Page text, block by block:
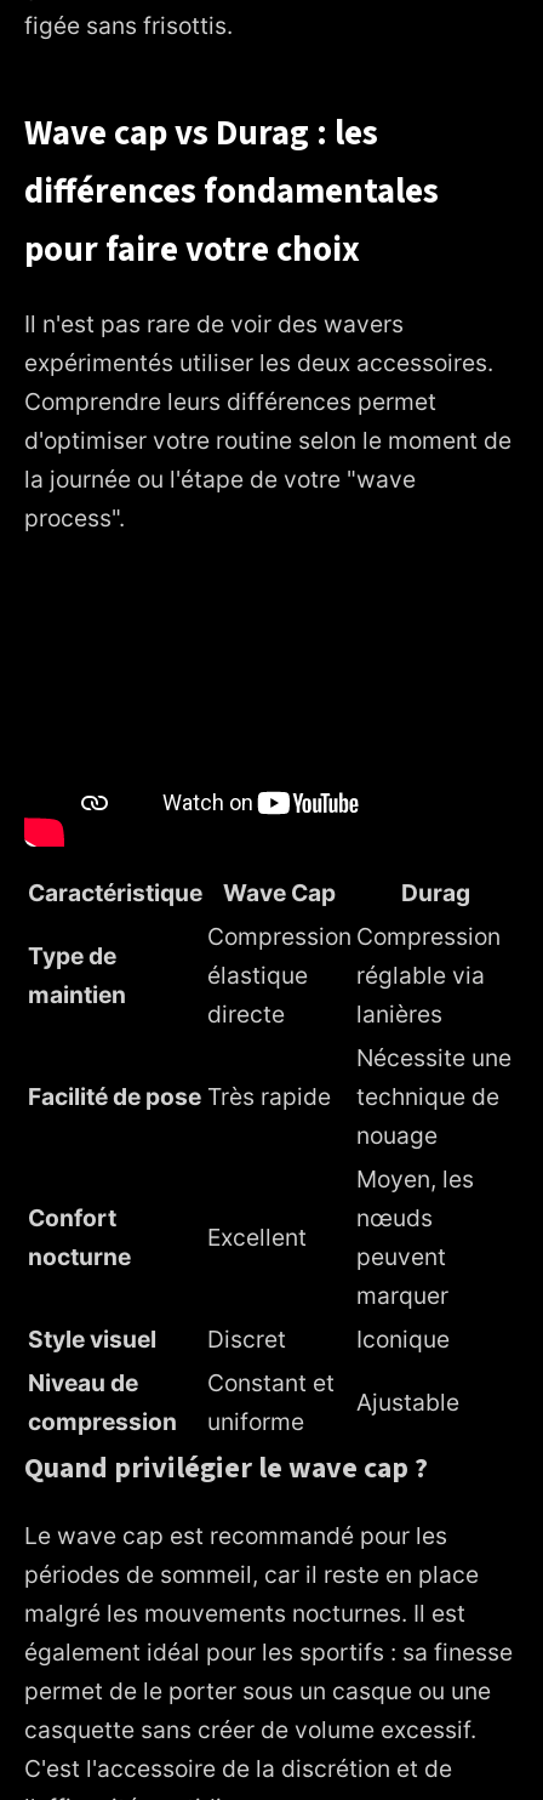
figée sans frisottis.
Wave cap vs Durag : les
différences fondamentales
pour faire votre choix
Il n'est pas rare de voir des wavers
expérimentés utiliser les deux accessoires.
Comprendre leurs différences permet
d'optimiser votre routine selon le moment de
la journée ou l'étape de votre "wave
process".
Caractéristique Wave Cap Durag
Type de
maintien
Compression
élastique
directe
Compression
réglable via
lanières
Facilité de pose Très rapide
Nécessite une
technique de
nouage
Confort
nocturne
Excellent
Moyen, les
nœuds
peuvent
marquer
Style visuel
Discret
Iconique
Niveau de
compression
Constant et
uniforme
Ajustable
Quand privilégier le wave cap ?
Le wave cap est recommandé pour les
périodes de sommeil, car il reste en place
malgré les mouvements nocturnes. Il est
également idéal pour les sportifs : sa finesse
permet de le porter sous un casque ou une
casquette sans créer de volume excessif.
C'est l'accessoire de la discrétion et de